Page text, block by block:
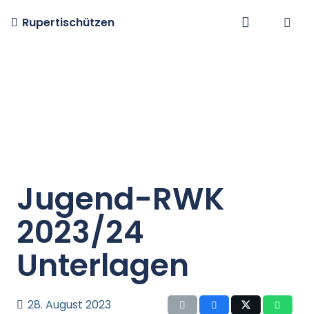
Rupertischützen
Jugend-RWK
2023/24
Unterlagen
28. August 2023